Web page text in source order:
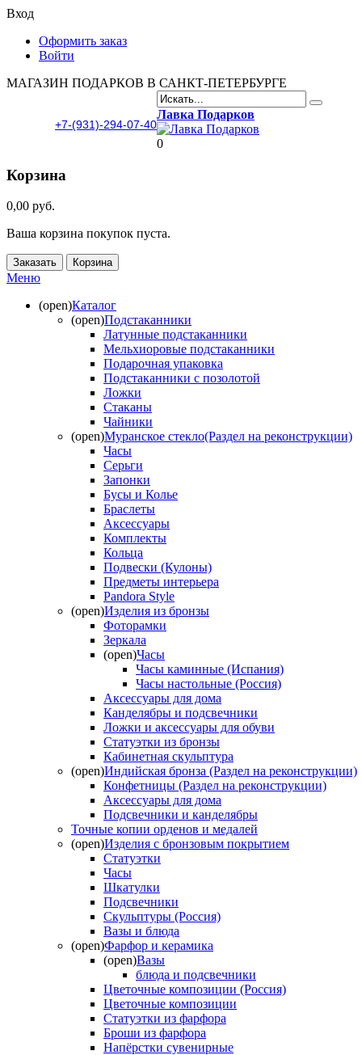
Вход
Оформить заказ
Войти
МАГАЗИН ПОДАРКОВ В САНКТ-ПЕТЕРБУРГЕ
+7-(931)-294-07-40
Лавка Подарков
0
Корзина
0,00 руб.
Ваша корзина покупок пуста.
Заказать Корзина
Меню
(open)Каталог
(open)Подстаканники
Латунные подстаканники
Мельхиоровые подстаканники
Подарочная упаковка
Подстаканники с позолотой
Ложки
Стаканы
Чайники
(open)Муранское стекло(Раздел на реконструкции)
Часы
Серьги
Запонки
Бусы и Колье
Браслеты
Аксессуары
Комплекты
Кольца
Подвески (Кулоны)
Предметы интерьера
Pandora Style
(open)Изделия из бронзы
Фоторамки
Зеркала
(open)Часы
Часы каминные (Испания)
Часы настольные (Россия)
Аксессуары для дома
Канделябры и подсвечники
Ложки и аксессуары для обуви
Статуэтки из бронзы
Кабинетная скульптура
(open)Индийская бронза (Раздел на реконструкции)
Конфетницы (Раздел на реконструкции)
Аксессуары для дома
Подсвечники и канделябры
Точные копии орденов и медалей
(open)Изделия с бронзовым покрытием
Статуэтки
Часы
Шкатулки
Подсвечники
Скульптуры (Россия)
Вазы и блюда
(open)Фарфор и керамика
(open)Вазы
блюда и подсвечники
Цветочные композиции (Россия)
Цветочные композиции
Статуэтки из фарфора
Броши из фарфора
Напёрстки сувенирные